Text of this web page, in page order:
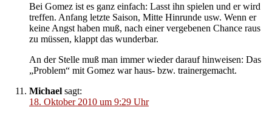
Bei Gomez ist es ganz einfach: Lasst ihn spielen und er wird
treffen. Anfang letzte Saison, Mitte Hinrunde usw. Wenn er
keine Angst haben muß, nach einer vergebenen Chance raus
zu müssen, klappt das wunderbar.
An der Stelle muß man immer wieder darauf hinweisen: Das
„Problem“ mit Gomez war haus- bzw. trainergemacht.
Michael sagt:
18. Oktober 2010 um 9:29 Uhr